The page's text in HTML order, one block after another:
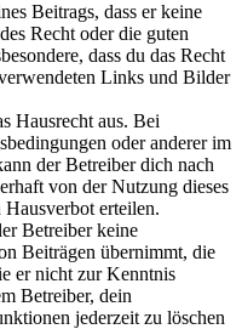
Beitrags, dass er keine
Recht oder die guten
dass du das Recht
Links und Bilder
Hausrecht aus. Bei
oder anderer im
der Betreiber dich nach
von der Nutzung dieses
erteilen.
Betreiber keine
Beiträgen übernimmt, die
er nicht zur Kenntnis
Betreiber, dein
jederzeit zu löschen